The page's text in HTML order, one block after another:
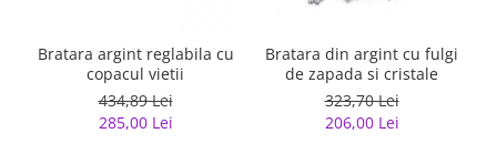
Bratara argint reglabila cu
copacul vietii
434,89 Lei
285,00 Lei
Bratara din argint cu fulgi
de zapada si cristale
323,70 Lei
206,00 Lei